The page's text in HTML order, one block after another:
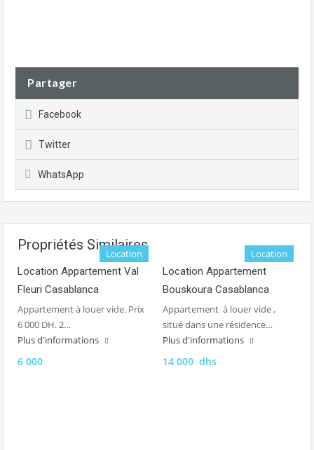
Partager
Facebook
Twitter
WhatsApp
Propriétés Similaires
Location
Location Appartement Val
Fleuri Casablanca
Appartement à louer vide. Prix
6 000 DH. 2…
Plus d'informations
6 000
Location
Location Appartement
Bouskoura Casablanca
Appartement à louer vide ,
situé dans une résidence…
Plus d'informations
14 000 dhs